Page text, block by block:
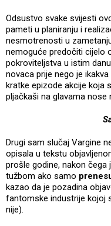
Odsustvo svake svijesti
pameti u planiranju i
nesmotrenosti u
nemoguće predočiti cijelo
pokroviteljstva u istim
novaca prije nego je
kratke epizode akcije koja
pljačkaši na glavama nose
Drugi sam slučaj Vargine
opisala u tekstu
prošle godine, nakon čega
tužbom ako samo
kazao da je pozadina
fantomske industrije kojoj
nije).